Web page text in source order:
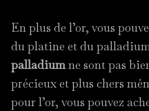
En plus de l’or, vous
du platine et du
palladiumne sont pas
précieux et plus chers
pour l’or, vous pouvez